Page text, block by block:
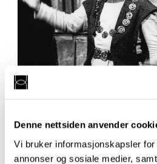
Denne nettsiden anvender
Vi bruker informasjonskapsler
annonser og sosiale medier,
Kritikersalong i
problematiske
I samarbeid med Operaen